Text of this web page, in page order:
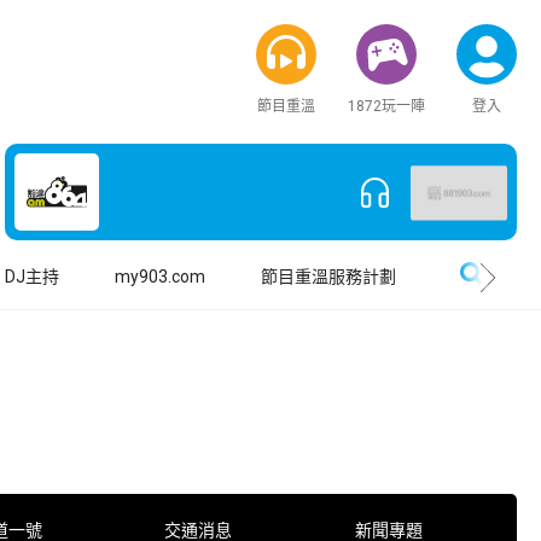
節目重溫 1872玩一陣 登入
DJ主持 my903.com 節目重溫服務計劃
一號 交通消息 新聞專題